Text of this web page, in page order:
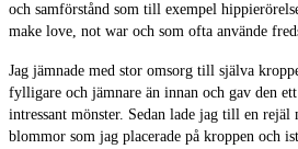
och samförstånd som till exempel
make love, not war och som ofta använde
Jag jämnade med stor omsorg till själva
fylligare och jämnare än innan och gav den
intressant mönster. Sedan lade jag till en rejäl
blommor som jag placerade på kroppen och